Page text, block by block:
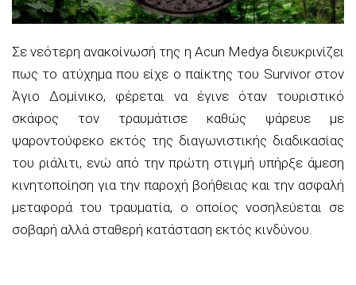
Σε νεότερη ανακοίνωσή της η Acun Medya διευκρινίζει
πως το ατύχημα που είχε ο παίκτης του Survivor στον
Άγιο Δομίνικο, φέρεται να έγινε όταν τουριστικό
σκάφος τον τραυμάτισε καθώς ψάρευε με
ψαροντούφεκο εκτός της διαγωνιστικής διαδικασίας
του ριάλιτι, ενώ από την πρώτη στιγμή υπήρξε άμεση
κινητοποίηση για την παροχή βοήθειας και την ασφαλή
μεταφορά του τραυματία, ο οποίος νοσηλεύεται σε
σοβαρή αλλά σταθερή κατάσταση εκτός κινδύνου.